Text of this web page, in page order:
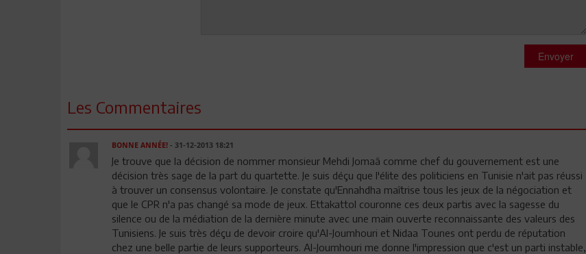
Envoyer
Les Commentaires
BONNE ANNÉE!- 31-12-2013 18:21
Je trouve que la décision de nommer monsieur Mehdi Jomaâ comme chef du gouvernement est une
décision très sage de la part du quartette. Je suis déçu que l'élite des politiciens en Tunisie n'ait pas réussi
à trouver un consensus volontaire. Je constate qu'Ennahdha maîtrise tous les jeux de la négociation et
que le CPR n'a pas changé sa mode de jeux. Ettakattol couronne ces deux partis avec la sagesse du
silence ou de la médiation de la dernière minute avec une main ouverte reconnaissante des valeurs des
Tunisiens. Je suis très déçu de devoir croire qu'Al-Joumhouri et Nidaa Tounes ont perdu de réputation
chez une belle partie de leurs supporteurs. Al-Joumhouri me donne l'impression que c'est un parti instable,